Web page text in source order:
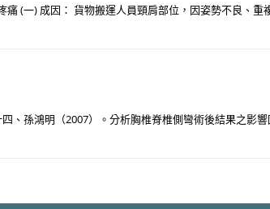
(一) 成因： 貨物搬運人員頸肩部位，因姿勢不良、重
、孫鴻明（2007）。分析胸椎脊椎側彎術後結果之影